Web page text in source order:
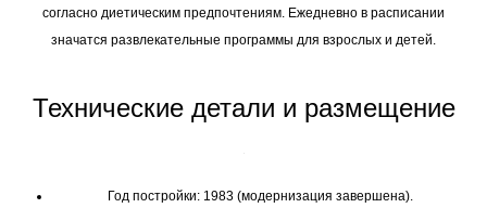
согласно диетическим предпочтениям. Ежедневно в расписании
значатся развлекательные программы для взрослых и детей.
Технические детали и размещение
Год постройки: 1983 (модернизация завершена).